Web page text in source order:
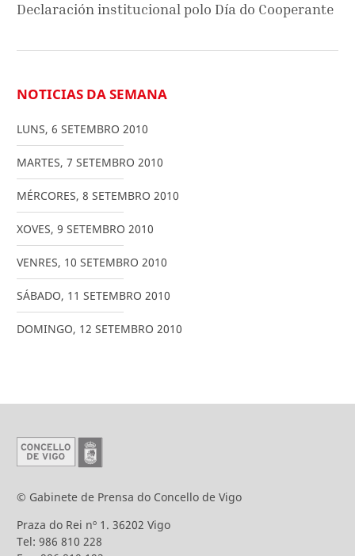
Declaración institucional polo Día do Cooperante
NOTICIAS DA SEMANA
LUNS, 6 SETEMBRO 2010
MARTES, 7 SETEMBRO 2010
MÉRCORES, 8 SETEMBRO 2010
XOVES, 9 SETEMBRO 2010
VENRES, 10 SETEMBRO 2010
SÁBADO, 11 SETEMBRO 2010
DOMINGO, 12 SETEMBRO 2010
© Gabinete de Prensa do Concello de Vigo
Praza do Rei nº 1. 36202 Vigo
Tel: 986 810 228